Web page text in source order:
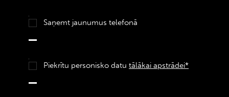
Saņemt jaunumus telefonā
Piekrītu personisko datu tālākai apstrādei*